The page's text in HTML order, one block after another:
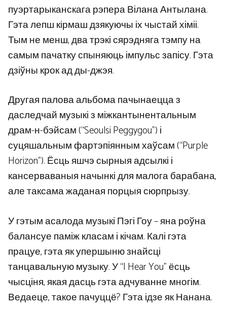
пуэртарыканскага рэпера Вілана Антылана.
Гэта лепш кірмаш дзякуючы іх чыстай хіміі.
Тым не менш, два трэкі сярэдняга тэмпу на
самым пачатку спыняюць імпульс запісу. Гэта
дзіўны крок ад ды-джэя.
Другая палова альбома пачынаецца з
даследчай музыкі з міжкантынентальным
драм-н-бэйсам (“Seoulsi Peggygou”) і
суцяшальным фартэпіянным хаўсам (“Purple
Horizon”). Ёсць яшчэ сырныя адсылкі і
кансерваваныя начынкі для малога барабана,
але таксама жаданая порцыя сюрпрызу.
У гэтым асалода музыкі Пэгі Гоу – яна роўна
балансуе паміж класам і кічам. Калі гэта
працуе, гэта як упершыню знайсці
танцавальную музыку. У “I Hear You” ёсць
чысціня, якая дасць гэта адчуванне многім.
Ведаеце, такое пачуццё? Гэта ідзе як Нанана.